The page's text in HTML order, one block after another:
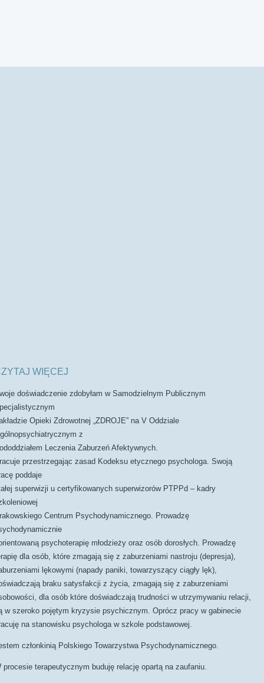
WIĘCEJ
doświadczenie zdobyłam w Samodzielnym Publicznym
Opieki Zdrowotnej „ZDROJE” na V Oddziale
z
Leczenia Zaburzeń Afektywnych.
przestrzegając zasad Kodeksu etycznego psychologa. Swoją
poddaje
superwizji u certyfikowanych superwizorów PTPPd – kadry
Centrum Psychodynamicznego. Prowadzę
psychoterapię młodzieży oraz osób dorosłych. Prowadzę
dla osób, które zmagają się z zaburzeniami nastroju (depresja),
lękowymi (napady paniki, towarzyszący ciągły lęk),
braku satysfakcji z życia, zmagają się z zaburzeniami
dla osób które doświadczają trudności w utrzymywaniu relacji,
w szeroko pojętym kryzysie psychicznym. Oprócz pracy w gabinecie
na stanowisku psychologa w szkole podstawowej.
członkinią Polskiego Towarzystwa Psychodynamicznego.
procesie terapeutycznym buduję relację opartą na zaufaniu.